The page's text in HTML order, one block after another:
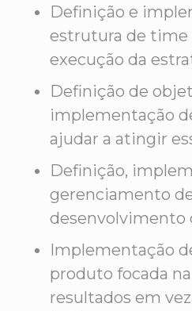
Definição e
estrutura de time
execução da
Definição de
implementação
ajudar a atingir
Definição,
gerenciamento
desenvolvimento
Implementação
produto focada
resultados em